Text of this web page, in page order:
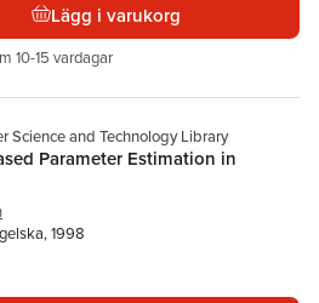
Lägg i varukorg
10-15 vardagar
Science and Technology Library
Parameter Estimation in
1998